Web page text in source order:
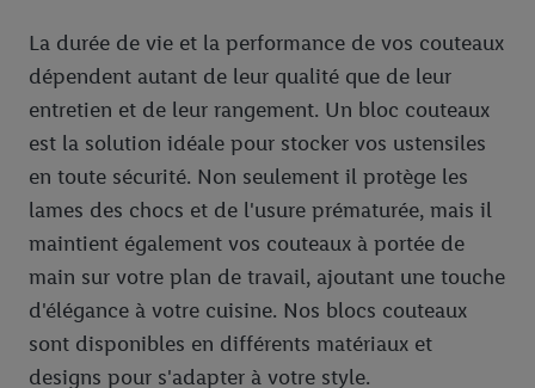
La durée de vie et la performance de vos couteaux
dépendent autant de leur qualité que de leur
entretien et de leur rangement. Un bloc couteaux
est la solution idéale pour stocker vos ustensiles
en toute sécurité. Non seulement il protège les
lames des chocs et de l'usure prématurée, mais il
maintient également vos couteaux à portée de
main sur votre plan de travail, ajoutant une touche
d'élégance à votre cuisine. Nos blocs couteaux
sont disponibles en différents matériaux et
designs pour s'adapter à votre style.